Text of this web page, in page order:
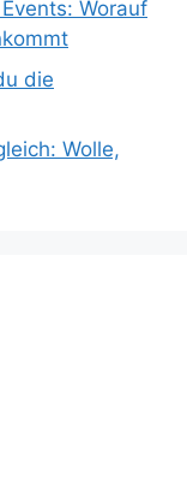
Worauf
die
Wolle,